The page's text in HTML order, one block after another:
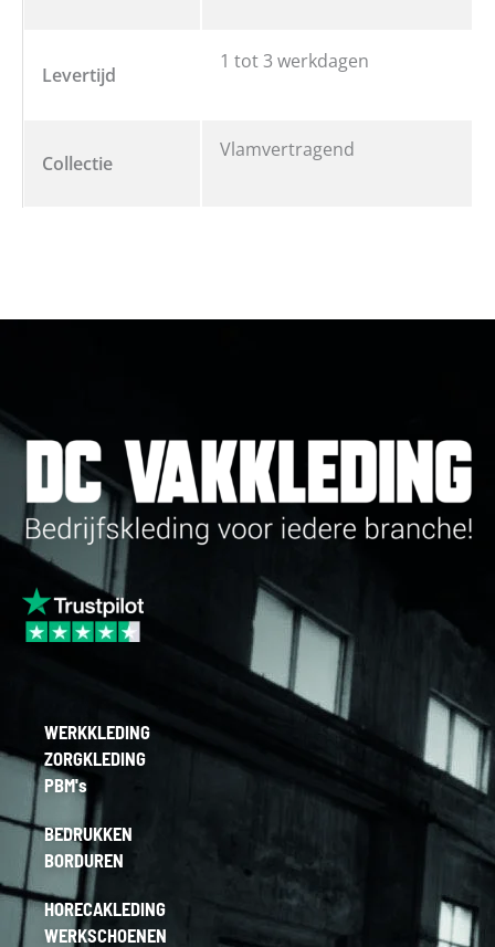
Levertijd
1 tot 3 werkdagen
Collectie
Vlamvertragend
WERKKLEDING
ZORGKLEDING
PBM's
BEDRUKKEN
BORDUREN
HORECAKLEDING
WERKSCHOENEN